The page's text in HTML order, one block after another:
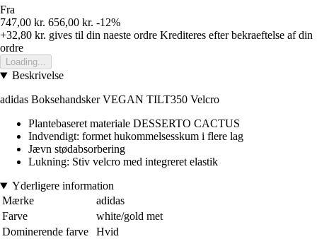
Fra
747,00 kr. 656,00 kr. -12%
+32,80 kr. gives til din naeste ordre Krediteres efter bekraeftelse af din
ordre
Loading...
Beskrivelse
adidas Boksehandsker VEGAN TILT350 Velcro
Plantebaseret materiale DESSERTO CACTUS
Indvendigt: formet hukommelsesskum i flere lag
Jævn stødabsorbering
Lukning: Stiv velcro med integreret elastik
Yderligere information
Mærke
adidas
Farve
white/gold met
Dominerende farve
Hvid